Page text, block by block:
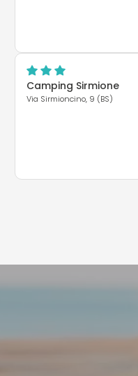
Camping Sirmione
Via Sirmioncino, 9 (BS)